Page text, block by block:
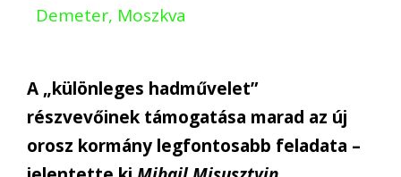
Demeter, Moszkva
A „különleges hadművelet”
részvevőinek támogatása marad az új
orosz kormány legfontosabb feladata –